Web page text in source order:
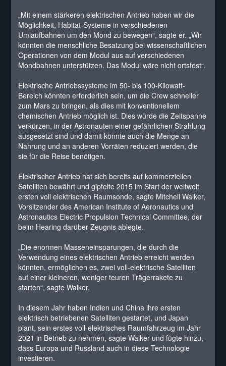
„Mit einem stärkeren elektrischen Antrieb haben wir die
Möglichkeit, Habitat-Systeme in verschiedenen
Umlaufbahnen um den Mond zu bewegen“, sagte er. „Wir
könnten die menschliche Besatzung bei wissenschaftlichen
Operationen von dem Modul aus auf verschiedenen
Mondbahnen unterstützen. Das Modul wäre nicht ortsfest“.
Elektrische Antriebssysteme im 50- bis 100-Kilowatt-
Bereich könnten erforderlich sein, um die Crew schneller
zum Mars zu bringen, als dies mit konventionellem
chemischen Antrieb möglich ist. Dies würde die Zeitspanne
verkürzen, in der Astronauten einer gefährlichen Strahlung
ausgesetzt sind und damit könnte auch die Menge an
Nahrung und an anderen Vorräten reduziert werden, die
sie für die Reise benötigen.
Elektrischer Antrieb hat sich bereits auf kommerziellen
Satelliten bewährt und gipfelte 2015 im Start der weltweit
ersten voll elektrischen Raumsonde, sagte Mitchell Walker,
Vorsitzender des American Institute of Aeronautics und
Astronautics Electric Propulsion Technical Committee, der
beim Hearing darüber Zeugnis ablegte.
„Die enormen Masseneinsparungen, die durch die
Verwendung eines elektrischen Antrieb erreicht werden
könnten, ermöglichen es, zwei voll-elektrische Satelliten
auf einer kleineren, weniger teuren Trägerrakete zu
starten“, sagte Walker.
In diesem Jahr haben Indien und China ihre ersten
elektrisch betriebenen Satelliten gestartet, und Japan
plant, sein erstes voll-elektrisches Raumfahrzeug im Jahr
2021 in Betrieb zu nehmen, sagte Walker und fügte hinzu,
dass Europa und Russland auch in diese Technologie
investieren.